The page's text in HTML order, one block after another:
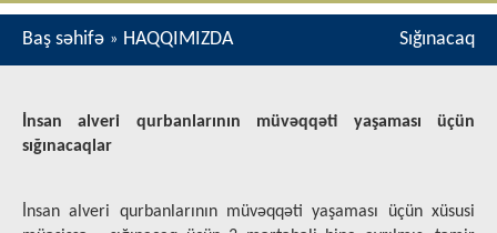
Baş səhifə » HAQQIMIZDA Sığınacaq
İnsan alveri qurbanlarının müvəqqəti yaşaması üçün
sığınacaqlar
İnsan alveri qurbanlarının müvəqqəti yaşaması üçün xüsusi